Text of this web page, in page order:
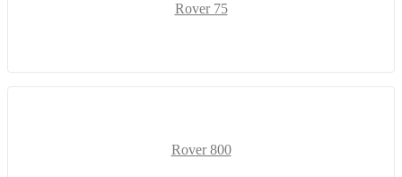
Rover 75
Rover 800